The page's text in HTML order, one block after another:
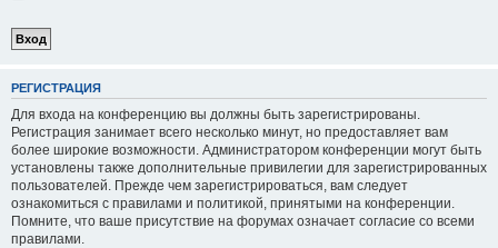
РЕГИСТРАЦИЯ
Для входа на конференцию вы должны быть зарегистрированы.
Регистрация занимает всего несколько минут, но предоставляет вам
более широкие возможности. Администратором конференции могут быть
установлены также дополнительные привилегии для зарегистрированных
пользователей. Прежде чем зарегистрироваться, вам следует
ознакомиться с правилами и политикой, принятыми на конференции.
Помните, что ваше присутствие на форумах означает согласие со всеми
правилами.